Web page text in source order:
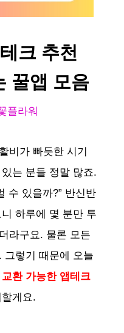
크 추천
꿀앱 모음
플라워
비가 빠듯한 시기
는 분들 정말 많죠.
수 있을까?” 반신반
하루에 몇 분만 투
라구요. 물론 모든
그렇기 때문에 오늘
환 가능한 앱테크
게요.